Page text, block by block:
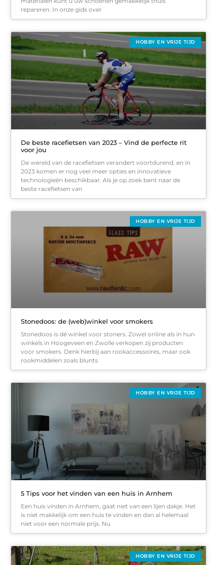
repareren. In onze gids over
HOBBY EN VRIJE TIJD
De beste racefietsen van 2023 – Vind de perfecte rit
voor jou
De wereld van de racefietsen verandert voortdurend, en in
2023 komen er nog veel meer opties en innovatieve
technologieën beschikbaar. Als je op zoek bent naar de
beste racefietsen van
HOBBY EN VRIJE TIJD
Stonedoos: de (web)winkel voor smokers
Stonedoos is dé winkel voor stoners. Zowel online als in hun
winkels in Hoogeveen en Zwolle verkopen zij producten
voor smokers. Denk hierbij aan rookaccessoires, maar ook
rookmiddelen zoals blunts
HOBBY EN VRIJE TIJD
5 Tips voor het vinden van een huis in Arnhem
Een huis vinden in Arnhem, gaat niet van een lijen dakje. Het
is niet makkelijk om een huis te vinden en dan al helemaal
niet voor een normale prijs. Nu
HOBBY EN VRIJE TIJD